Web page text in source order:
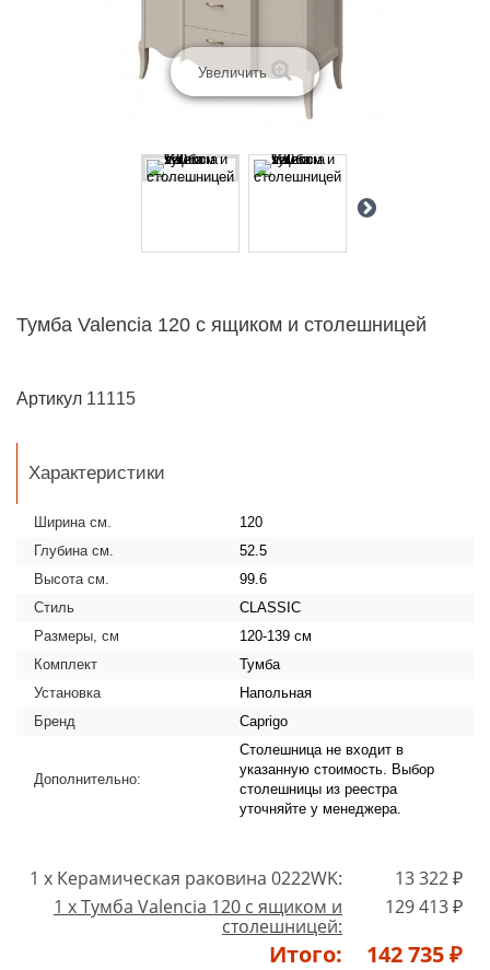
Увеличить
Тумба Valencia 120 с ящиком и столешницей
Артикул 11115
Характеристики
Ширина см.
120
Глубина см.
52.5
Высота см.
99.6
Стиль
CLASSIC
Размеры, см
120-139 см
Комплект
Тумба
Установка
Напольная
Бренд
Caprigo
Дополнительно:
Столешница не входит в
указанную стоимость. Выбор
столешницы из реестра
уточняйте у менеджера.
1 x Керамическая раковина 0222WK:
13 322 ₽
1 x Тумба Valencia 120 с ящиком и
столешницей:
129 413 ₽
Итого: 142 735 ₽